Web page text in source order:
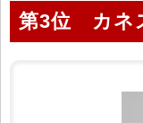
第3位 カネ